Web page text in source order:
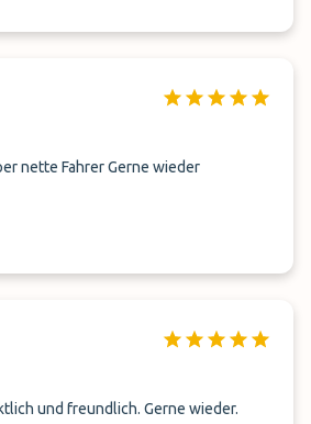
nette Fahrer Gerne wieder
und freundlich. Gerne wieder.